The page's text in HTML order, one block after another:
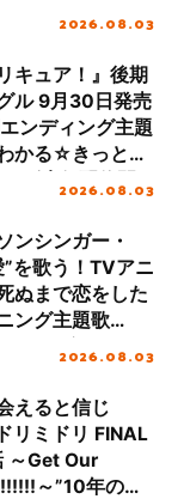
to meet YOU
2026.08.03
キュア！』後期
ル 9月30日発売
ンディング主題
かる☆きっとあ
ズ先行配信開
2026.08.03
ンシンガー・
”を歌う！TVアニ
ぬまで恋をした
ング主題歌
ンタビュー2026.08.03
えると信じ
リミドリ FINAL
～Get Our
～”10年の活